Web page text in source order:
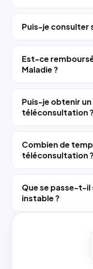
Puis-je consulter
Est-ce
Maladie ?
Puis-je obtenir
téléconsultation ?
Combien de
téléconsultation ?
Que se passe-t-il
instable ?